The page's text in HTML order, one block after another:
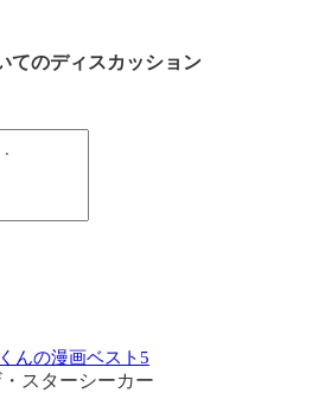
てのディスカッション
んの漫画ベスト5
スターシーカー